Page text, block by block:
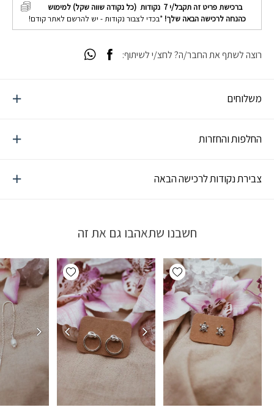
ברכישת פריט זה תקבל/י 7 נקודות (כל נקודה שווה שקל) למימוש
כהנחה לרכישה הבאה שלך! *בכדי לצבור נקודות - יש להרשם לאתר קודם!
משלוחים
החלפות והחזרות
צבירת נקודות לרכישה הבאה
רוצה לשתף את החבר/ה? לחצ/י לשיתוף:
חשבנו שתאהבו גם את זה
Add wishlist
Add wishlist